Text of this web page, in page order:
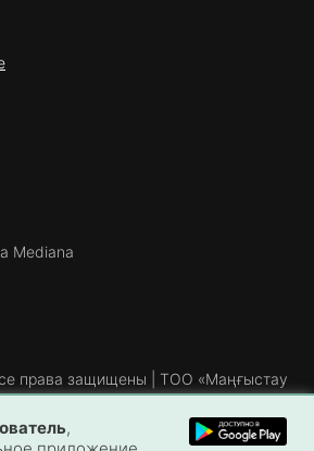
Mediana
права защищены | ТОО «Маңғыстау
Медиа»
,